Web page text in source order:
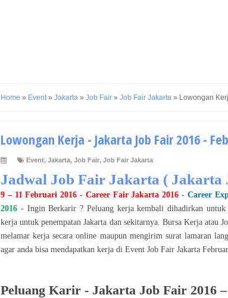
Home » Event » Jakarta » Job Fair » Job Fair Jakarta » Lowongan
Lowongan Kerja - Jakarta Job Fair 2016 -
Event, Jakarta, Job Fair, Job Fair Jakarta
Jadwal Job Fair Jakarta ( Jakarta
9 – 11 Februari 2016 - Career FairJakarta 2016 - Career
2016 - Ingin Berkarir ? Peluang kerja kembali dihadirkan
kerja untuk penempatanJakarta dan sekitarnya. Bursa Kerja atau
melamar kerja secara online maupun mengirim surat lamaran
agar anda bisa mendapatkan kerja di Event Job Fair Jakarta
Peluang Karir - Jakarta Job Fair 2016 –